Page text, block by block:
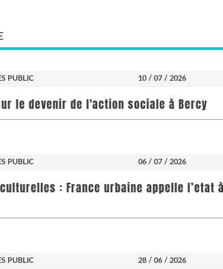
PUBLIC 10 / 07 / 2026
le devenir de l'action sociale à Bercy
PUBLIC 06 / 07 / 2026
: France urbaine appelle l’etat
PUBLIC 28 / 06 / 2026